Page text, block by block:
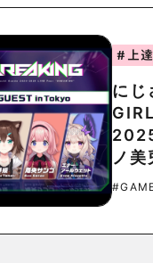
#上達
にじ
ノ